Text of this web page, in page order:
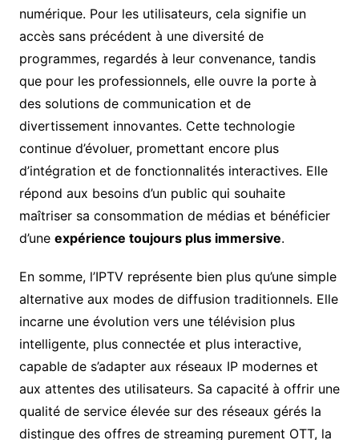
numérique. Pour les utilisateurs, cela signifie un
accès sans précédent à une diversité de
programmes, regardés à leur convenance, tandis
que pour les professionnels, elle ouvre la porte à
des solutions de communication et de
divertissement innovantes. Cette technologie
continue d’évoluer, promettant encore plus
d’intégration et de fonctionnalités interactives. Elle
répond aux besoins d’un public qui souhaite
maîtriser sa consommation de médias et bénéficier
d’une expérience toujours plus immersive.
En somme, l’IPTV représente bien plus qu’une simple
alternative aux modes de diffusion traditionnels. Elle
incarne une évolution vers une télévision plus
intelligente, plus connectée et plus interactive,
capable de s’adapter aux réseaux IP modernes et
aux attentes des utilisateurs. Sa capacité à offrir une
qualité de service élevée sur des réseaux gérés la
distingue des offres de streaming purement OTT, la